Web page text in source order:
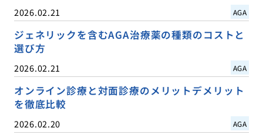
2026.02.21 AGA
ジェネリックを含むAGA治療薬の種類のコストと
選び方
2026.02.21 AGA
オンライン診療と対面診療のメリットデメリット
を徹底比較
2026.02.20 AGA